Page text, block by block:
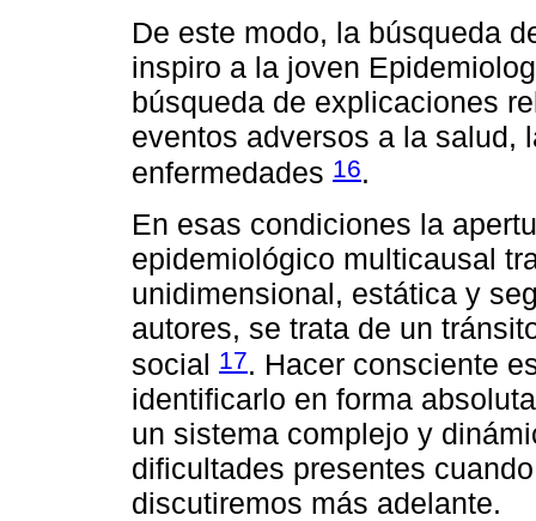
De este modo, la búsqueda
inspiro a la joven
búsqueda de explicaciones
eventos adversos a la salud,
enfermedades 16.
En esas condiciones la
epidemiológico multicausal
unidimensional, estática y
autores, se trata de un
social 17. Hacer consciente
identificarlo en forma
un sistema complejo y
dificultades presentes
discutiremos más adelante.